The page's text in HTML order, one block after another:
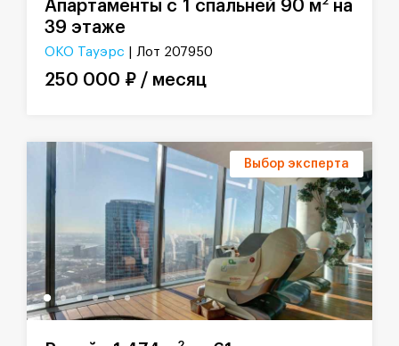
Апартаменты с 1 спальней 90 м
на
39 этаже
ОКО Тауэрс | Лот 207950
250 000 ₽ / месяц
Выбор эксперта